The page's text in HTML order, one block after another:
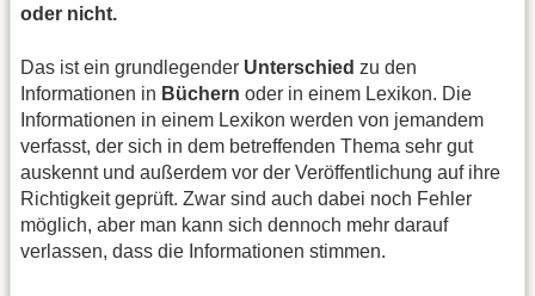
oder nicht.
Das ist ein grundlegender Unterschied zu den
Informationen in Büchern oder in einem Lexikon. Die
Informationen in einem Lexikon werden von jemandem
verfasst, der sich in dem betreffenden Thema sehr gut
auskennt und außerdem vor der Veröffentlichung auf ihre
Richtigkeit geprüft. Zwar sind auch dabei noch Fehler
möglich, aber man kann sich dennoch mehr darauf
verlassen, dass die Informationen stimmen.